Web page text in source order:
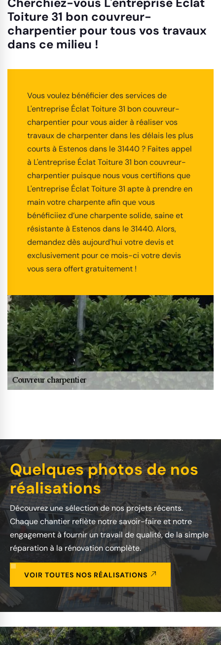
Toiture 31 bon couvreur-
charpentier pour tous vos travaux
dans ce milieu !
Vous voulez bénéficier des services de
L'entreprise Éclat Toiture 31 bon couvreur-
charpentier pour vous aider à réaliser vos
travaux de charpenter dans les délais les plus
courts à Estenos dans le 31440 ? Faites appel
à L'entreprise Éclat Toiture 31 bon couvreur-
charpentier puisque nous vous certifions que
L'entreprise Éclat Toiture 31 apte à prendre en
main votre charpente afin que vous
bénéficiiez d’une charpente solide, saine et
résistante à Estenos dans le 31440. Alors,
demandez dès aujourd’hui votre devis et
exclusivement pour ce mois-ci votre devis
vous sera offert gratuitement !
Quelques photos de nos
réalisations
Découvrez une sélection de nos projets récents.
Chaque chantier reflète notre savoir-faire et notre
engagement à fournir un travail de qualité, de la simple
réparation à la rénovation complète.
VOIR TOUTES NOS RÉALISATIONS